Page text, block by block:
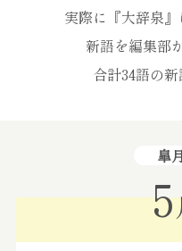
実際に『大辞泉
新語を編集部
合計34語の新
皐
5